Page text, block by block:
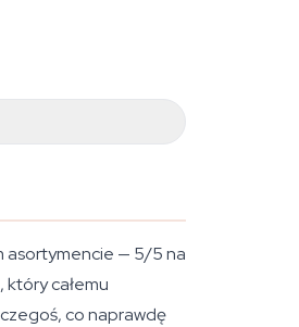
asortymencie — 5/5 na
który całemu
co naprawdę